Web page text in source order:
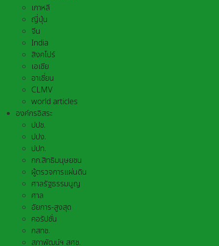
เกาหลี
ญี่ปุ่น
จีน
India
สิงคโปร์
เอเชีย
อาเชี่ยน
CLMV
world articles
องค์กรอิสระ
ปปช.
ปปง.
ปปท.
กก.สิทธิมนุษยชน
ผู้ตรวจการแผ่นดิน
ศาลรัฐธรรมนูญ
ศาล
อัยการ-สูงสุด
คอรัปชั่น
กสทช.
สภาพัฒน์ฯ สศช.